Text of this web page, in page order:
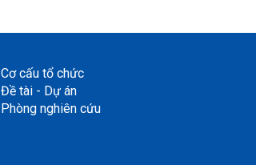
Cơ cấu tổ chức
Đề tài - Dự án
Phòng nghiên cứu